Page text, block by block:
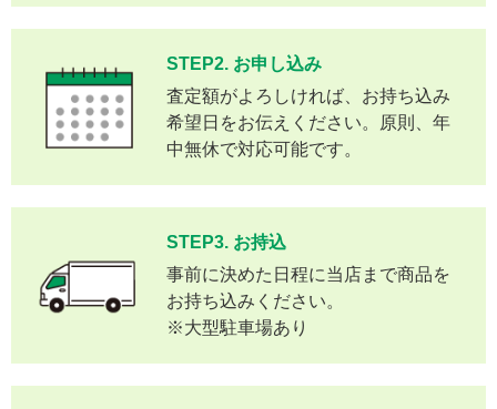
STEP2. お申し込み
査定額がよろしければ、お持ち込み
希望日をお伝えください。原則、年
中無休で対応可能です。
STEP3. お持込
事前に決めた日程に当店まで商品を
お持ち込みください。
※大型駐車場あり